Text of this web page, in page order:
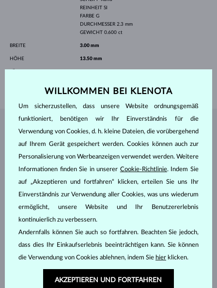
REINHEIT SI
FARBE G
DURCHMESSER 2.3 mm
GEWICHT 0.600 ct
BREITE 3.00 mm
HÖHE 13.50 mm
SCHMUCK AUS DEMKLENOTA ATELIER
WILLKOMMEN BEI KLENOTA
Um sicherzustellen, dass unsere Website ordnungsgemäß
funktioniert, benötigen wir Ihr Einverständnis für die
Verwendung von Cookies, d. h. kleine Dateien, die vorübergehend
auf Ihrem Gerät gespeichert werden. Cookies können auch zur
Personalisierung von Werbeanzeigen verwendet werden. Weitere
Informationen finden Sie in unserer Cookie-Richtlinie. Indem Sie
auf „Akzeptieren und fortfahren“ klicken, erteilen Sie uns Ihr
Einverständnis zur Verwendung aller Cookies, was uns wiederum
ermöglicht, unsere Website und Ihr Benutzererlebnis
kontinuierlich zu verbessern.
Andernfalls können Sie auch so fortfahren. Beachten Sie jedoch,
dass dies Ihr Einkaufserlebnis beeinträchtigen kann. Sie können
die Verwendung von Cookies ablehnen, indem Sie hier klicken.
AKZEPTIEREN UND FORTFAHREN